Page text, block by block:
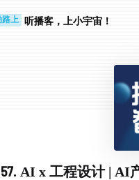
上 听播客，上小宇宙！
57. AI x 工程设计 |